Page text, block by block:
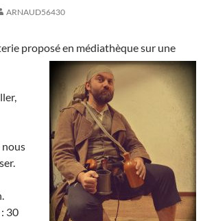
ARNAUD56430
proposé en médiathèque sur une
30